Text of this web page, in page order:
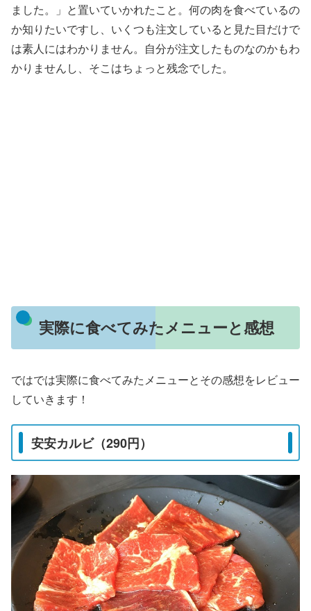
ました。」と置いていかれたこと。何の肉を食べているの
か知りたいですし、いくつも注文していると見た目だけで
は素人にはわかりません。自分が注文したものなのかもわ
かりませんし、そこはちょっと残念でした。
実際に食べてみたメニューと感想
ではでは実際に食べてみたメニューとその感想をレビュー
していきます！
安安カルビ（290円）